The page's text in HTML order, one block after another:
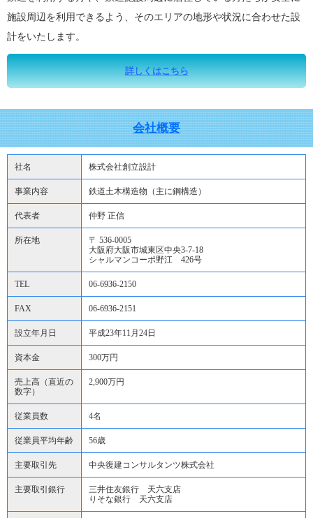
施設周辺を利用できるよう、そのエリアの地形や状況に合わせた設
計をいたします。
詳しくはこちら
会社概要
社名 株式会社創立設計
事業内容 鉄道土木構造物（主に鋼構造）
代表者 仲野 正信
所在地
〒 536-0005
大阪府大阪市城東区中央3-7-18
シャルマンコーポ野江 426号
TEL 06-6936-2150
FAX 06-6936-2151
設立年月日 平成23年11月24日
資本金 300万円
売上高（直近の
数字）
2,900万円
従業員数 4名
従業員平均年齢 56歳
主要取引先 中央復建コンサルタンツ株式会社
主要取引銀行
三井住友銀行 天六支店
りそな銀行 天六支店